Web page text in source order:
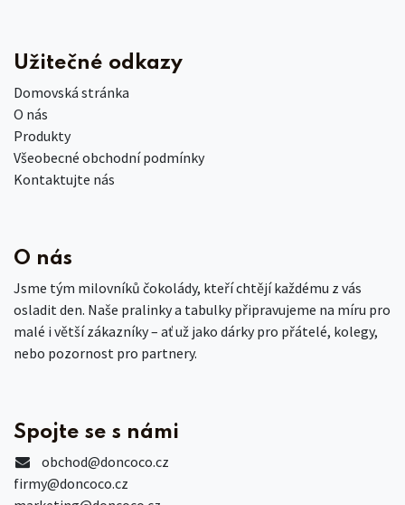
Užitečné odkazy
Domovská stránka
O nás
Produkty
Všeobecné obchodní podmínky
Kontaktujte nás
O nás
Jsme tým milovníků čokolády, kteří chtějí každému z vás
osladit den. Naše pralinky a tabulky připravujeme na míru pro
malé i větší zákazníky – ať už jako dárky pro přátelé, kolegy,
nebo pozornost pro partnery.
Spojte se s námi
obchod@doncoco.cz
firmy@doncoco.cz